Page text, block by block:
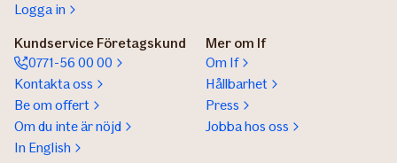
Logga in
Kundservice Företagskund
0771-56 00 00
Kontakta oss
Be om offert
Om du inte är nöjd
In English
Mer om If
Om If
Hållbarhet
Press
Jobba hos oss